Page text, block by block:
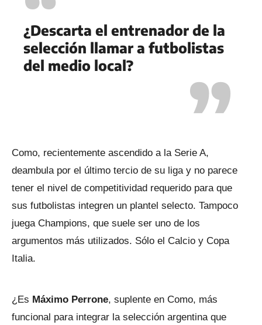
¿Descarta el entrenador de la
selección llamar a futbolistas
del medio local?
Como, recientemente ascendido a la Serie A,
deambula por el último tercio de su liga y no parece
tener el nivel de competitividad requerido para que
sus futbolistas integren un plantel selecto. Tampoco
juega Champions, que suele ser uno de los
argumentos más utilizados. Sólo el Calcio y Copa
Italia.
¿Es Máximo Perrone, suplente en Como, más
funcional para integrar la selección argentina que